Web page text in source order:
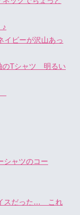
♪
イビーが沢山あっ
のTシャツ 明るい
シャツのコー
スだった… これ